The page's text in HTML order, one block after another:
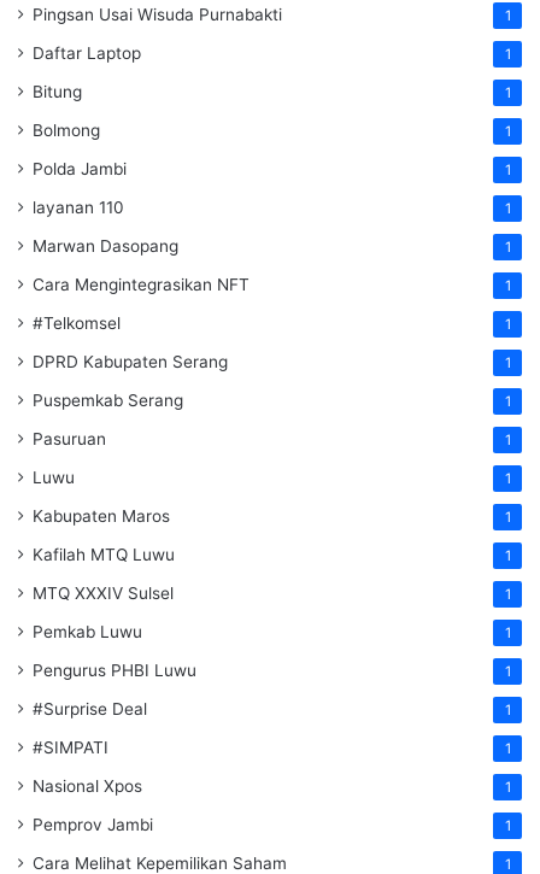
Pingsan Usai Wisuda Purnabakti 1
Daftar Laptop 1
Bitung 1
Bolmong 1
Polda Jambi 1
layanan 110 1
Marwan Dasopang 1
Cara Mengintegrasikan NFT 1
#Telkomsel 1
DPRD Kabupaten Serang 1
Puspemkab Serang 1
Pasuruan 1
Luwu 1
Kabupaten Maros 1
Kafilah MTQ Luwu 1
MTQ XXXIV Sulsel 1
Pemkab Luwu 1
Pengurus PHBI Luwu 1
#Surprise Deal 1
#SIMPATI 1
Nasional Xpos 1
Pemprov Jambi 1
Cara Melihat Kepemilikan Saham 1